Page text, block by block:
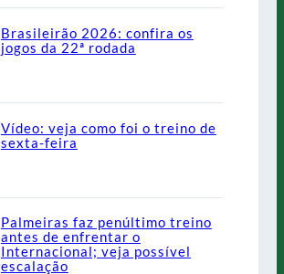
Brasileirão 2026: confira os
jogos da 22ª rodada
Vídeo: veja como foi o treino de
sexta-feira
Palmeiras faz penúltimo treino
antes de enfrentar o
Internacional; veja possível
escalação